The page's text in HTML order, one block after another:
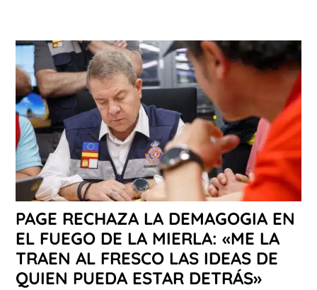
PAGE RECHAZA LA DEMAGOGIA EN
EL FUEGO DE LA MIERLA: «ME LA
TRAEN AL FRESCO LAS IDEAS DE
QUIEN PUEDA ESTAR DETRÁS»